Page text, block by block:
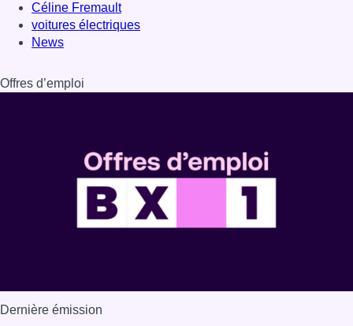
Céline Fremault
voitures électriques
News
Offres d’emploi
Dernière émission